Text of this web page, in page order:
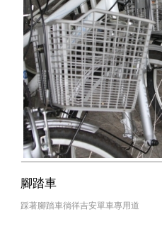
腳踏車
踩著腳踏車徜徉吉安單車專用道